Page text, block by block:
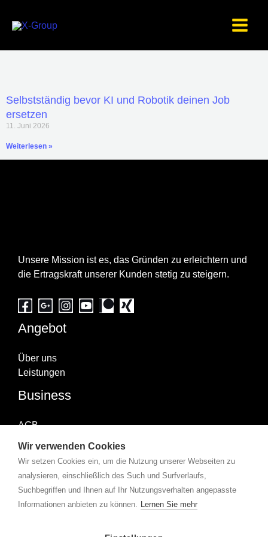
Wir verwenden Cookies
Wir setzen Cookies ein, um die Nutzung unserer Webseiten zu
analysieren, einschließlich des Such und Surfverlaufs,
Suchbegriffen und Ihnen auf Ihr Nutzungsverhalten angepasste
Informationen anbieten zu können. Lernen Sie mehr
Inhalt
Selbstständig bevor KI und Robotik deinen Job
ersetzen
11. Juni 2026
Weiterlesen »
Unsere Mission ist es, das Gründen zu erleichtern und
die Ertragskraft unserer Kunden stetig zu steigern.
Angebot
Über uns
Leistungen
Business
AGB
Abonniere uns